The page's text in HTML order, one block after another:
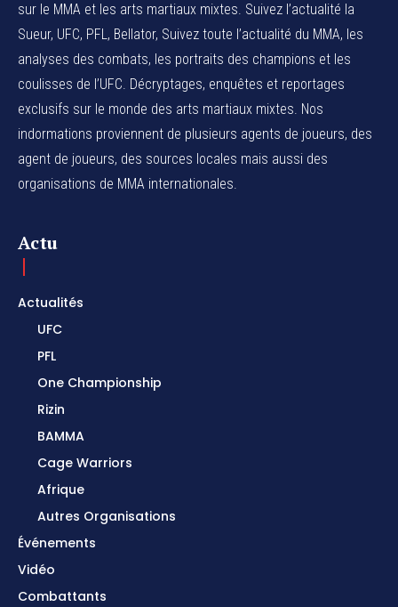
sur le MMA et les arts martiaux mixtes. Suivez l’actualité la
Sueur, UFC, PFL, Bellator, Suivez toute l’actualité du MMA, les
analyses des combats, les portraits des champions et les
coulisses de l’UFC. Décryptages, enquêtes et reportages
exclusifs sur le monde des arts martiaux mixtes. Nos
indormations proviennent de plusieurs agents de joueurs, des
agent de joueurs, des sources locales mais aussi des
organisations de MMA internationales.
Actu
Actualités
UFC
PFL
One Championship
Rizin
BAMMA
Cage Warriors
Afrique
Autres Organisations
Événements
Vidéo
Combattants